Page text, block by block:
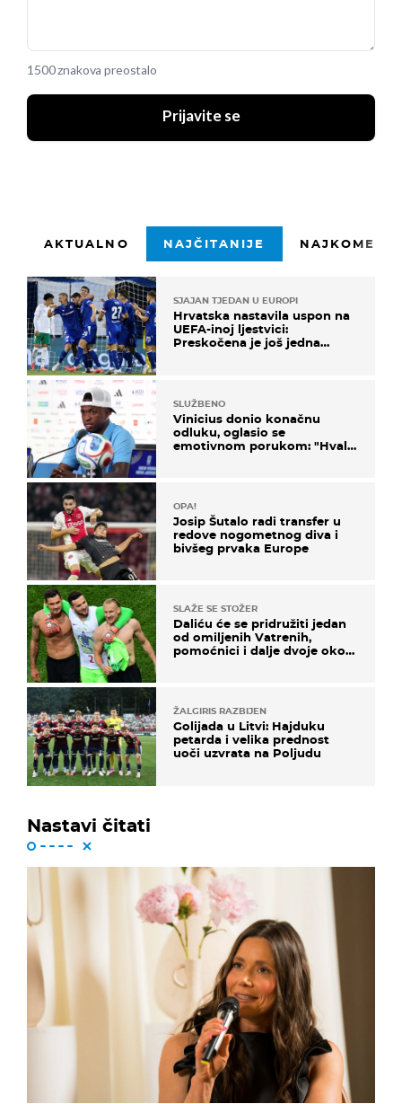
1500 znakova preostalo
Prijavite se
AKTUALNO NAJČITANIJE
SJAJAN TJEDAN U EUROPI
Hrvatska nastavila uspon na
UEFA-inoj ljestvici:
Preskočena je još jedna
SLUŽBENO
Vinicius donio konačnu
odluku, oglasio se
emotivnom porukom: "Hvala
OPA!
Josip Šutalo radi transfer u
redove nogometnog diva i
bivšeg prvaka Europe
SLAŽE SE STOŽER
Daliću će se pridružiti jedan
od omiljenih Vatrenih,
pomoćnici i dalje dvoje oko
ŽALGIRIS RAZBIJEN
Golijada u Litvi: Hajduku
petarda i velika prednost
uoči uzvrata na Poljudu
Nastavi čitati